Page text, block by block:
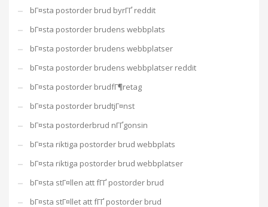
bГ¤sta postorder brud byrГҐ reddit
bГ¤sta postorder brudens webbplats
bГ¤sta postorder brudens webbplatser
bГ¤sta postorder brudens webbplatser reddit
bГ¤sta postorder brudfГ¶retag
bГ¤sta postorder brudtjГ¤nst
bГ¤sta postorderbrud nГҐgonsin
bГ¤sta riktiga postorder brud webbplats
bГ¤sta riktiga postorder brud webbplatser
bГ¤sta stГ¤llen att fГҐ postorder brud
bГ¤sta stГ¤llet att fГҐ postorder brud